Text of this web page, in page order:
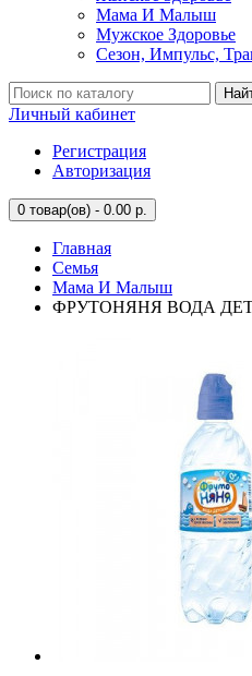
Мама И Малыш
Мужское Здоровье
Сезон, Импульс,
Личный кабинет
Регистрация
Авторизация
0 товар(ов) - 0.00 р.
Главная
Семья
Мама И Малыш
ФРУТОНЯНЯ ВОДА